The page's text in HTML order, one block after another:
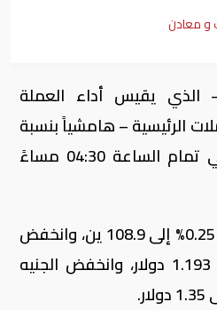
و معادن
الذي يقيس أداء العملة
الرئيسية – هامشياً بنسبة
0.4% إلى 92.6 نقطة في تمام الساعة 04:30 مساءً
فيما تراجع الدولار بنسبة 0.25% إلى 108.9 ين، وانخفض
اليورو بنسبة 0.42% إلى 1.193 دولار، وانخفض الجنيه